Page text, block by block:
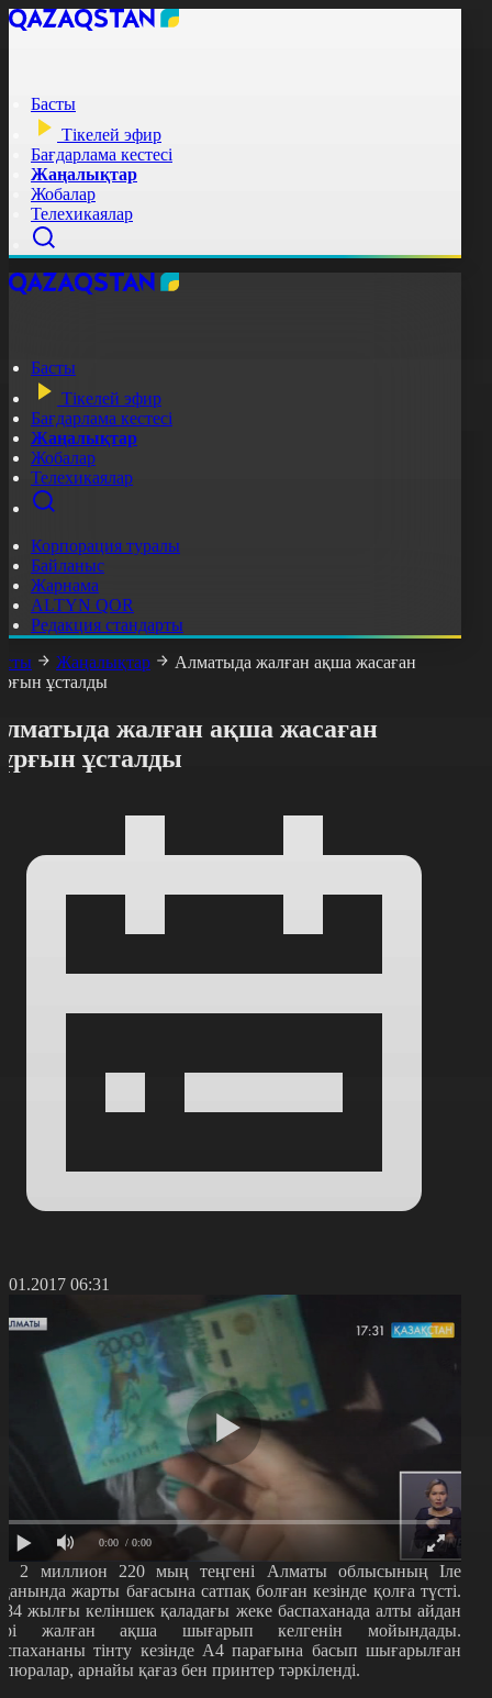
Басты
Тікелей эфир
Бағдарлама кестесі
Жаңалықтар
Жобалар
Телехикаялар
Басты
Тікелей эфир
Бағдарлама кестесі
Жаңалықтар
Жобалар
Телехикаялар
Корпорация туралы
Байланыс
Жарнама
ALTYN QOR
Редакция стандарты
Жаңалықтар
Алматыда жалған ақша жасаған
ұсталды
жалған ақша жасаған
ұсталды
06:31
0:00 / 0:00
2 миллион 220 мың теңгені Алматы облысының Іле
жарты бағасына сатпақ болған кезінде қолға түсті.
жылғы келіншек қаладағы жеке баспаханада алты айдан
жалған ақша шығарып келгенін мойындады.
тінту кезінде А4 парағына басып шығарылған
арнайы қағаз бен принтер тәркіленді.